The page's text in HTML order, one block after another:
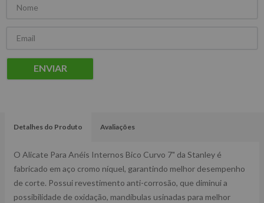
ENVIAR
Detalhes do Produto Avaliações
O Alicate Para Anéis Internos Bico Curvo 7" da Stanley é
fabricado em aço cromo níquel, garantindo melhor desempenho
de corte. Possui revestimento anti-corrosão, que diminui a
possibilidade de oxidação, mandíbulas usinadas para melhor